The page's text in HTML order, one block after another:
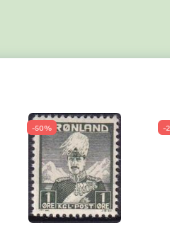
-50% -